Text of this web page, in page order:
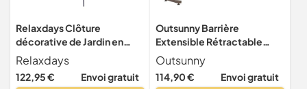
Relaxdays Clôture
décorative de Jardin en
métal, 16 Panneaux
extérieurs avec
Ornements, Bordure de
Relaxdays
122,95 € Envoi gratuit
Outsunny Barrière
Extensible Rétractable
405L x 31l x 104H cm
Chocolat
Outsunny
114,90 € Envoi gratuit